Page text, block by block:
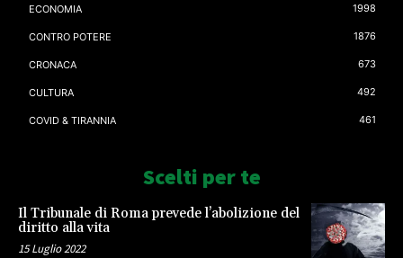
ECONOMIA 1998
CONTRO POTERE 1876
CRONACA 673
CULTURA 492
COVID & TIRANNIA 461
Scelti per te
Il Tribunale di Roma prevede l’abolizione del
diritto alla vita
15 Luglio 2022